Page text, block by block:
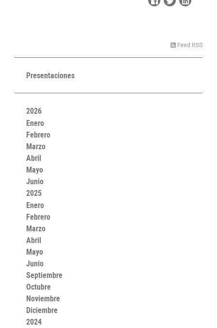
Feed RSS
Presentaciones
2026
Enero
Febrero
Marzo
Abril
Mayo
Junio
2025
Enero
Febrero
Marzo
Abril
Mayo
Junio
Septiembre
Octubre
Noviembre
Diciembre
2024